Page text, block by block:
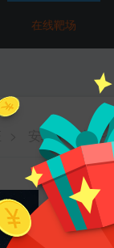
在线靶场
安卓手机文
安卓
难易程度 :